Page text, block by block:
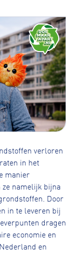
verloren
in het
manier
namelijk bijna
Door
in te leveren bij
dragen
economie en
en